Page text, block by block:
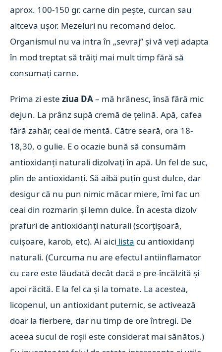
aprox. 100-150 gr. carne din pește, curcan sau
altceva ușor. Mezeluri nu recomand deloc.
Organismul nu va intra în „sevraj” și vă veți adapta
în mod treptat să trăiți mai mult timp fără să
consumați carne.
Prima zi esteziua DA– mă hrănesc, însă fără mic
dejun. La prânz supă cremă de țelină. Apă, cafea
fără zahăr, ceai de mentă. Către seară, ora 18-
18,30, o gulie. E o ocazie bună să consumăm
antioxidanți naturali dizolvați în apă. Un fel de suc,
plin de antioxidanți. Să aibă puțin gust dulce, dar
desigur că nu pun nimic măcar miere, îmi fac un
ceai din rozmarin și lemn dulce. În acesta dizolv
prafuri de antioxidanți naturali (scorțișoară,
cuișoare, karob, etc). Ai aici lista cu antioxidanți
naturali. (Curcuma nu are efectul antiinflamator
cu care este lăudată decât dacă e pre-încălzită și
apoi răcită. E la fel ca și la tomate. La acestea,
licopenul, un antioxidant puternic, se activează
doar la fierbere, dar nu timp de ore întregi. De
aceea sucul de roșii este considerat mai sănătos.)